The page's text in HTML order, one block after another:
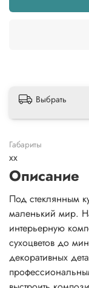
Выбрать
Габариты
xx
Описание
Под стеклянным
маленький мир.
интерьерную
сухоцветов до
декоративных